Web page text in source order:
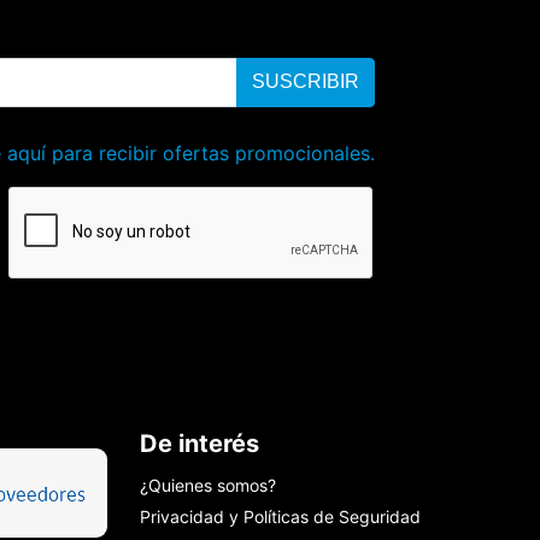
SUSCRIBIR
aquí para recibir ofertas promocionales.
De interés
¿Quienes somos?
Privacidad y Políticas de Seguridad